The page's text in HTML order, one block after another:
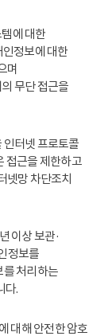
에 대한
정보에 대한
며
무단 접근을
터넷 프로토콜
접근을 제한하고
넷망 차단조치
이상 보관·
정보를
처리하는
다.
대해 안전한 암호